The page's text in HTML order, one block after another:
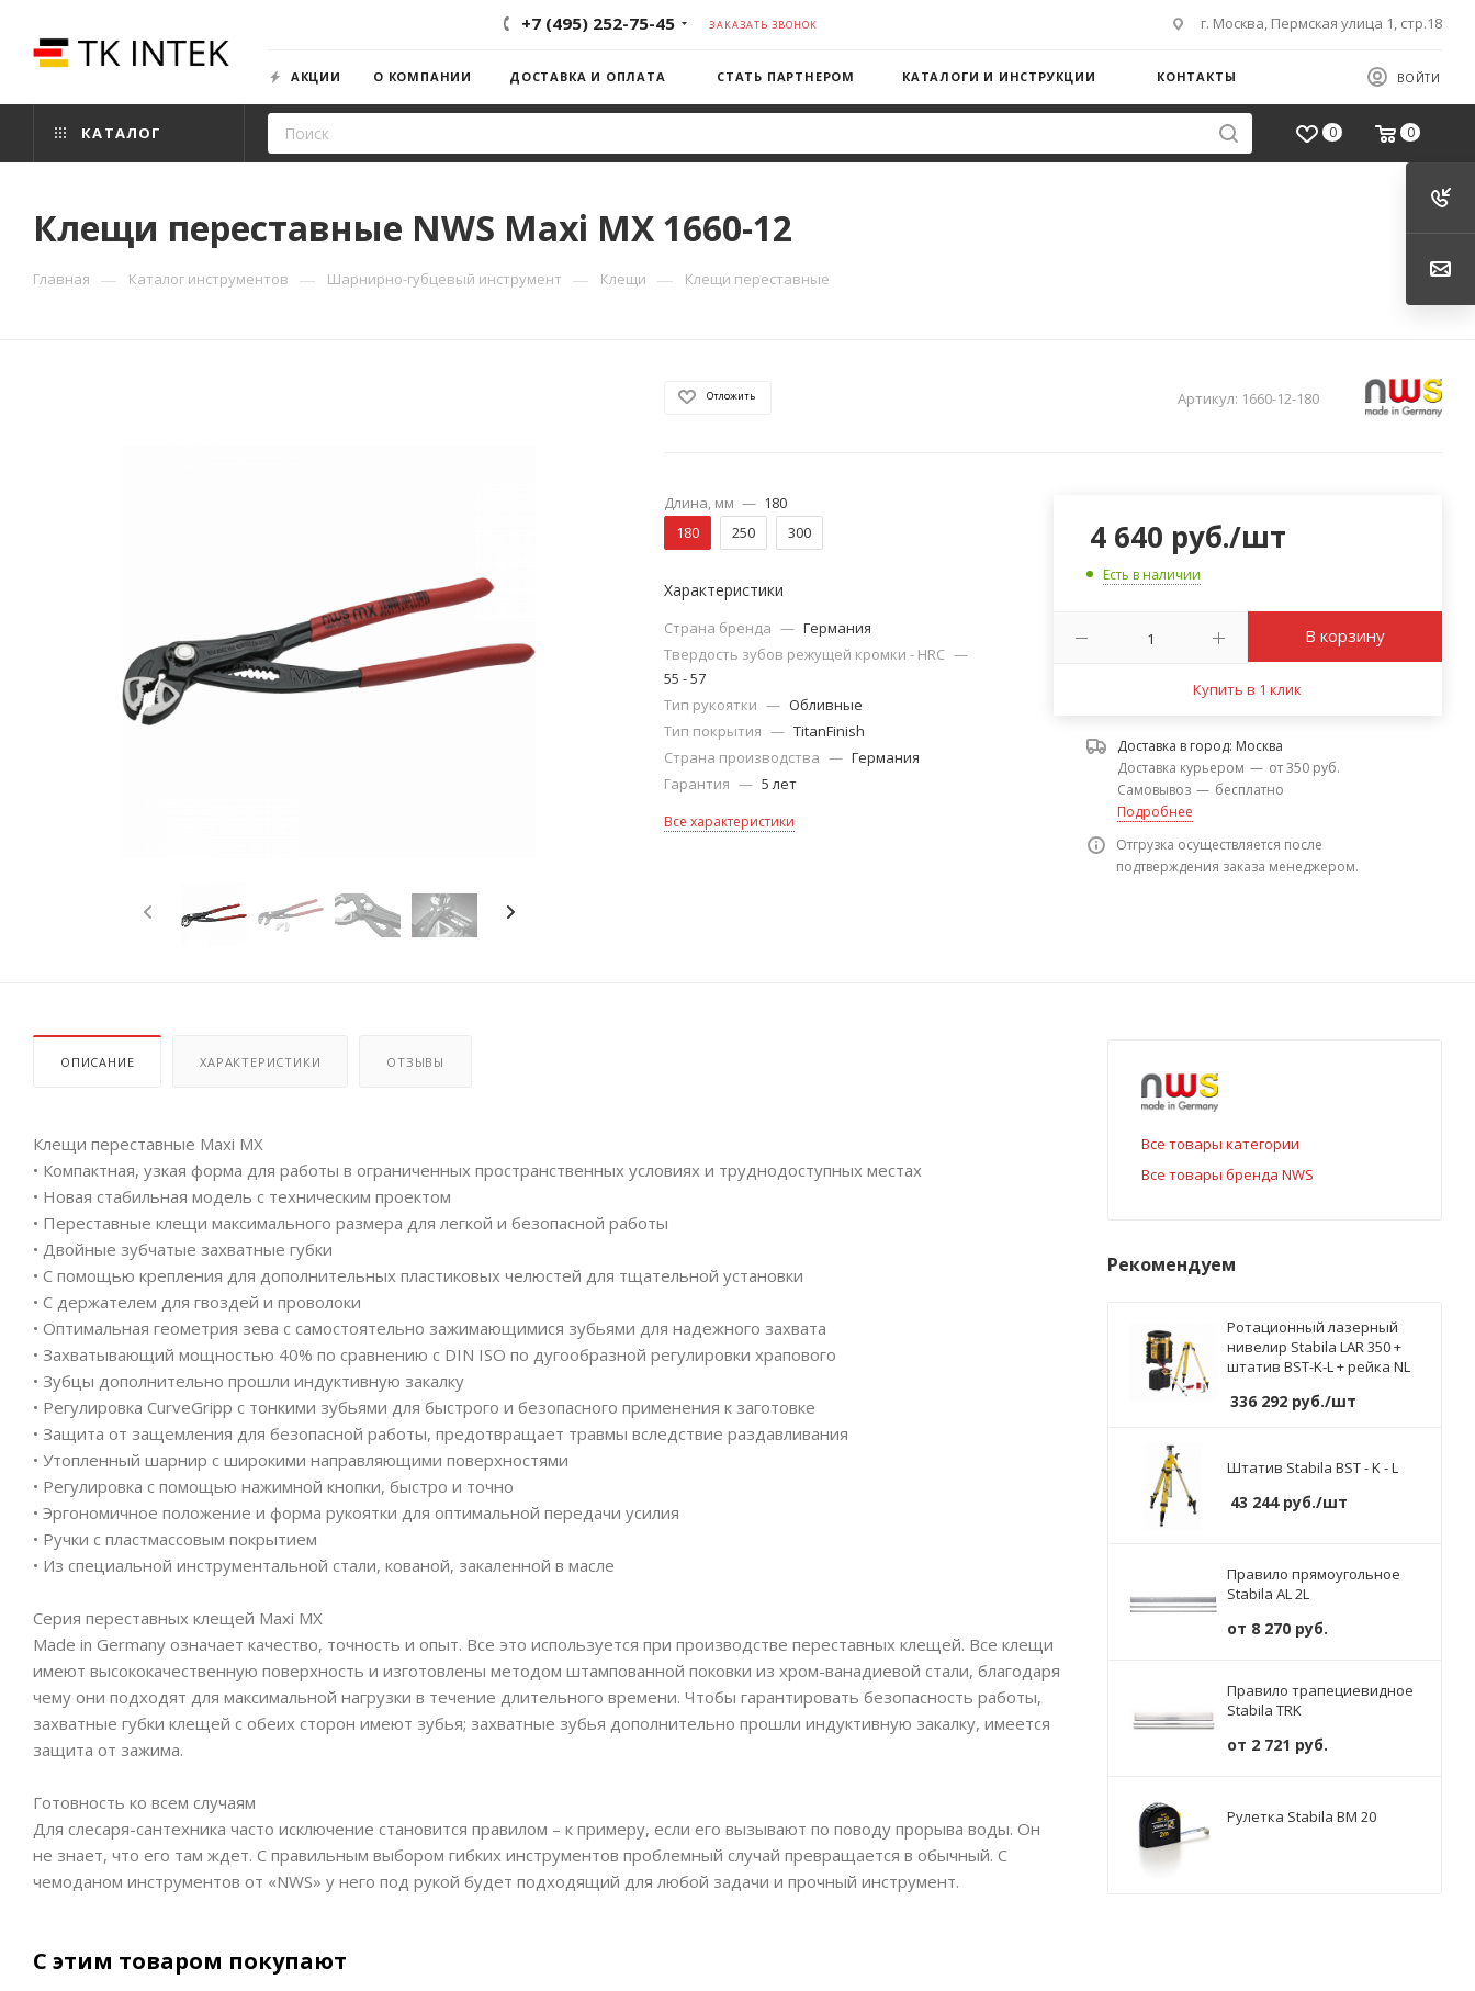
+7 (495) 252-75-45 ЗАКАЗАТЬ ЗВОНОК г. Москва, Пермская улица 1, стр.18
ВОЙТИ
АКЦИИ О КОМПАНИИ ДОСТАВКА И ОПЛАТА СТАТЬ ПАРТНЕРОМ КАТАЛОГИ И ИНСТРУКЦИИ КОНТАКТЫ
0 0
КАТАЛОГ
Клещи переставные NWS Maxi MX 1660-12
Главная — Каталог инструментов — Шарнирно-губцевый инструмент — Клещи — Клещи переставные
Отложить Артикул: 1660-12-180
Длина, мм — 180
180
250 300
Характеристики
Страна бренда — Германия
Твердость зубов режущей кромки - HRC —
55 - 57
Тип рукоятки — Обливные
Тип покрытия — TitanFinish
Страна производства — Германия
Гарантия — 5 лет
Все характеристики
4 640 руб./шт
Есть в наличии
В корзину
Купить в 1 клик
Доставка в город: Москва
Доставка курьером — от 350 руб.
Самовывоз — бесплатно
Подробнее
Отгрузка осуществляется после
подтверждения заказа менеджером.
ОПИСАНИЕ ХАРАКТЕРИСТИКИ ОТЗЫВЫ
Клещи переставные Maxi MX
• Компактная, узкая форма для работы в ограниченных пространственных условиях и труднодоступных местах
• Новая стабильная модель с техническим проектом
• Переставные клещи максимального размера для легкой и безопасной работы
• Двойные зубчатые захватные губки
• С помощью крепления для дополнительных пластиковых челюстей для тщательной установки
• С держателем для гвоздей и проволоки
• Оптимальная геометрия зева с самостоятельно зажимающимися зубьями для надежного захвата
• Захватывающий мощностью 40% по сравнению с DIN ISO по дугообразной регулировки храпового
• Зубцы дополнительно прошли индуктивную закалку
• Регулировка CurveGripp с тонкими зубьями для быстрого и безопасного применения к заготовке
• Защита от защемления для безопасной работы, предотвращает травмы вследствие раздавливания
• Утопленный шарнир с широкими направляющими поверхностями
• Регулировка с помощью нажимной кнопки, быстро и точно
• Эргономичное положение и форма рукоятки для оптимальной передачи усилия
• Ручки с пластмассовым покрытием
• Из специальной инструментальной стали, кованой, закаленной в масле
Серия переставных клещей Maxi MX
Made in Germany означает качество, точность и опыт. Все это используется при производстве переставных клещей. Все клещи
имеют высококачественную поверхность и изготовлены методом штампованной поковки из хром-ванадиевой стали, благодаря
чему они подходят для максимальной нагрузки в течение длительного времени. Чтобы гарантировать безопасность работы,
захватные губки клещей с обеих сторон имеют зубья; захватные зубья дополнительно прошли индуктивную закалку, имеется
защита от зажима.
Готовность ко всем случаям
Для слесаря-сантехника часто исключение становится правилом – к примеру, если его вызывают по поводу прорыва воды. Он
не знает, что его там ждет. С правильным выбором гибких инструментов проблемный случай превращается в обычный. С
чемоданом инструментов от «NWS» у него под рукой будет подходящий для любой задачи и прочный инструмент.
С этим товаром покупают
Все товары категории
Все товары бренда NWS
Рекомендуем
Ротационный лазерный
нивелир Stabila LAR 350 +
штатив BST-K-L + рейка NL
336 292 руб./шт
Штатив Stabila BST - K - L
43 244руб./шт
Правило прямоугольное
Stabila AL 2L
от 8 270 руб.
Правило трапециевидное
Stabila TRK
от 2 721 руб.
Рулетка Stabila BM 20